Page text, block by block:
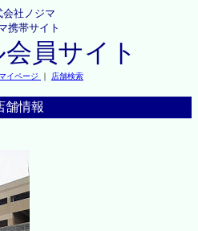
会社ノジマ
携帯サイト
員サイト
イページ ｜ 店舗検索
舗情報